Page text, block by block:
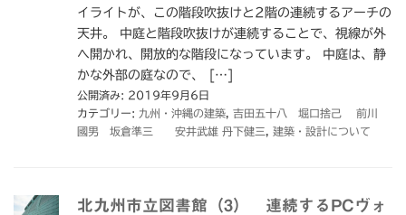
イライトが、この階段吹抜けと2階の連続するアーチの
天井。 中庭と階段吹抜けが連続することで、視線が外
へ開かれ、開放的な階段になっています。 中庭は、静
かな外部の庭なので、 […]
公開済み: 2019年9月6日
カテゴリー: 九州・沖縄の建築
吉田五十八 堀口捨己 前川
國男 坂倉準三 安井武雄 丹下健三
建築・設計について
北九州市立図書館（3） 連続するPCヴォ